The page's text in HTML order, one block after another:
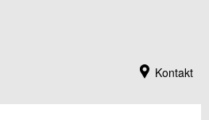
Kontakt